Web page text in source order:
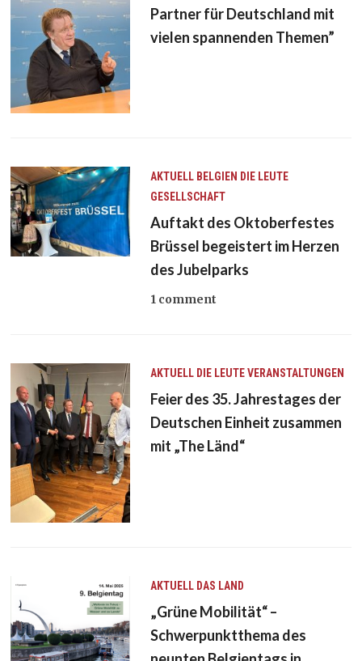
Partner für Deutschland mit
vielen spannenden Themen”
AKTUELL BELGIEN DIE LEUTE
GESELLSCHAFT
Auftakt des Oktoberfestes
Brüssel begeistert im Herzen
des Jubelparks
1 comment
AKTUELL DIE LEUTEVERANSTALTUNGEN
Feier des 35. Jahrestages der
Deutschen Einheit zusammen
mit „The Länd“
AKTUELL DAS LAND
„Grüne Mobilität“ –
Schwerpunktthema des